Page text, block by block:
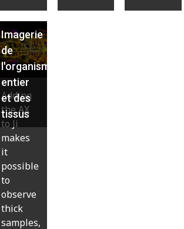
Imagerie
de
l'organisme
entier
et des
tissus
Adding
the AX
to Ji
makes
it
possible
to
observe
thick
samples,